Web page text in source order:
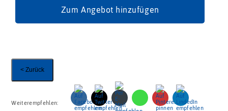
Menge
Zum Angebot hinzufügen
< Zurück
Weiterempfehlen: